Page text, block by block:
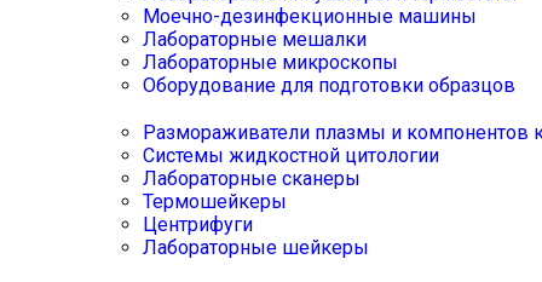
Моечно-дезинфекционные машины
Лабораторные мешалки
Лабораторные микроскопы
Оборудование для подготовки образцов
Размораживатели плазмы и компонентов
Системы жидкостной цитологии
Лабораторные сканеры
Термошейкеры
Центрифуги
Лабораторные шейкеры